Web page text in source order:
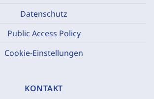
Datenschutz
Public Access Policy
Cookie-Einstellungen
KONTAKT